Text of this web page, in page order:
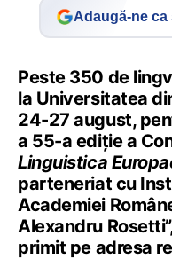
Adaugă-ne ca
Peste 350 de
la Universitatea
24-27 august,
a 55-a ediție a
Linguistica
parteneriat cu
Academiei
Alexandru
primit pe adresa